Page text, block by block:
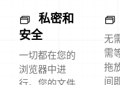
私密和
安全
一切都在您的
浏览器中进
无
需
拖
间